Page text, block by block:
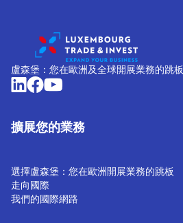
盧森堡：您在歐洲及全球開展業務的跳板
擴展您的業務
選擇盧森堡：您在歐洲開展業務的跳板
走向國際
我們的國際網路